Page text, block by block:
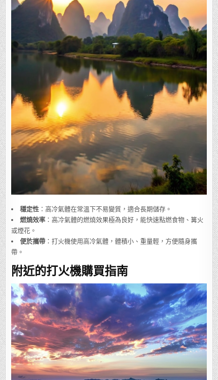
穩定性 ：高冷氣體在常溫下不易變質，適合長期儲存。
燃燒效率 ：高冷氣體的燃燒效果極為良好，能快速點燃食物、篝火
或煙花。
便於攜帶 ：打火機使用高冷氣體，體積小、重量輕，方便隨身攜
帶。
附近的打火機購買指南